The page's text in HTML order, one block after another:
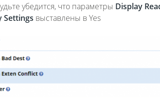
убедится, что параметры Display
Settings выставлены в Yes